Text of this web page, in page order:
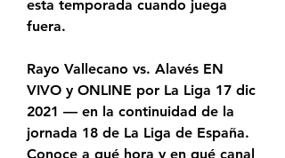
esta temporada cuando juega
fuera.
Rayo Vallecano vs. Alavés EN
VIVO y ONLINE por La Liga 17 dic
2021 — en la continuidad de la
jornada 18 de La Liga de España.
Conoce a qué hora y en qué canal